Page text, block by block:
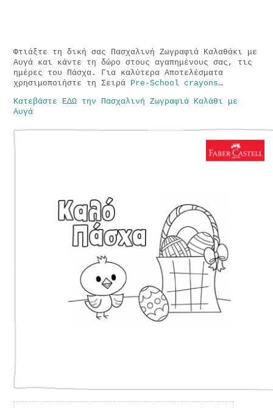
Φτιάξτε τη δική σας Πασχαλινή Ζωγραφιά Καλαθάκι με
Αυγά και κάντε τη δώρο στους αγαπημένους σας, τις
ημέρες του Πάσχα. Για καλύτερα Αποτελέσματα
χρησιμοποιήστε τη Σειρά Pre-School crayons…
Κατεβάστε ΕΔΩ την Πασχαλινή Ζωγραφιά Καλάθι με
Αυγά